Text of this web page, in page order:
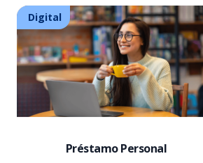
Digital
Préstamo Personal